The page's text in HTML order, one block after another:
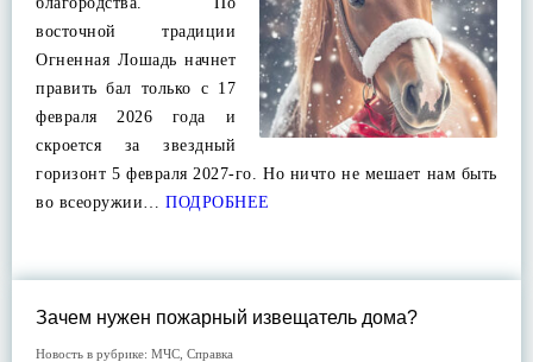
восточной традиции
Огненная Лошадь начнет
править бал только с 17
февраля 2026 года и
скроется за звездный
горизонт 5 февраля 2027-го. Но ничто не мешает нам быть
во всеоружии… ПОДРОБНЕЕ
Зачем нужен пожарный извещатель дома?
Новость в рубрике: МЧС Справка